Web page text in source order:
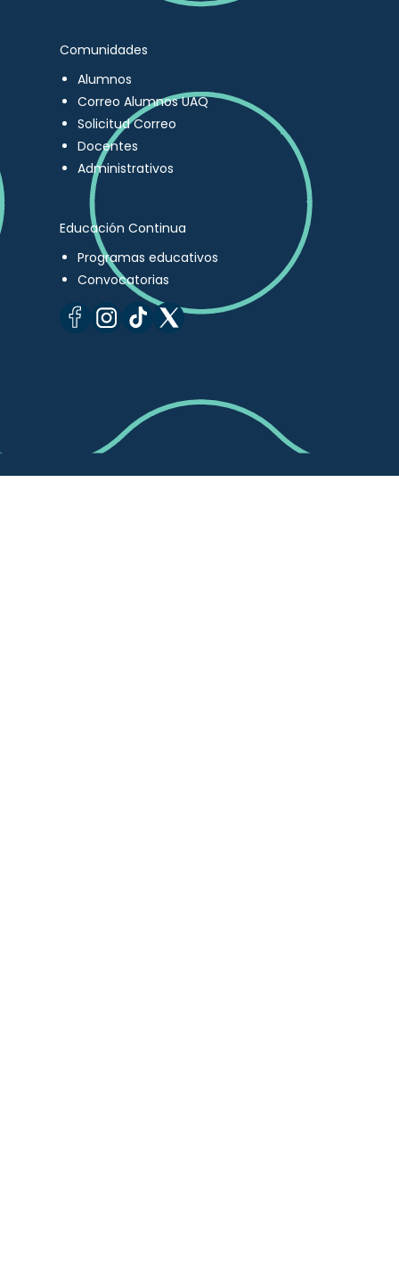
Comunidades
Alumnos
Correo Alumnos UAQ
Solicitud Correo
Docentes
Administrativos
Educación Continua
Programas educativos
Convocatorias